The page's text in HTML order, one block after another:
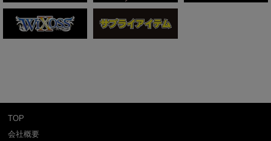
TOP
会社概要